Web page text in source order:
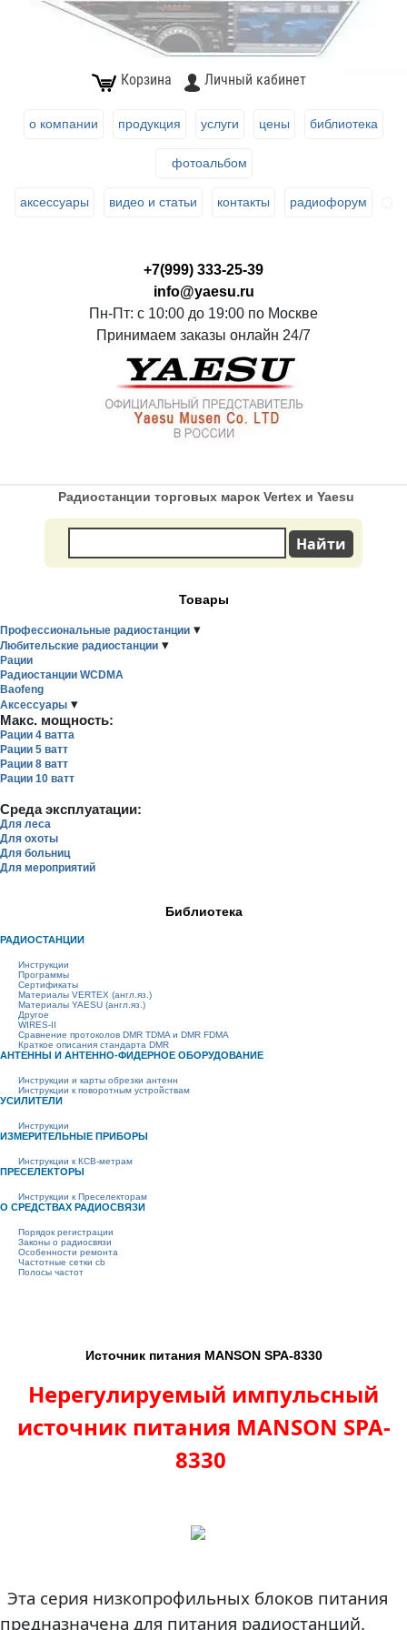
Корзина Личный кабинет
о компании продукция услуги цены библиотека
фотоальбом
аксессуары видео и статьи контакты радиофорум
+7(999) 333-25-39
info@yaesu.ru
Пн-Пт: с 10:00 до 19:00 по Москве
Принимаем заказы онлайн 24/7
Радиостанции торговых марок Vertex и Yaesu
Товары
Профессиональные радиостанции ▾
Любительские радиостанции ▾
Рации
Радиостанции WCDMA
Baofeng
Аксессуары ▾
Макс. мощность:
Рации 4 ватта
Рации 5 ватт
Рации 8 ватт
Рации 10 ватт
Среда эксплуатации:
Для леса
Для охоты
Для больниц
Для мероприятий
Библиотека
РАДИОСТАНЦИИ
Инструкции
Программы
Сертификаты
Материалы VERTEX (англ.яз.)
Материалы YAESU (англ.яз.)
Другое
WIRES-II
Сравнение протоколов DMR TDMA и DMR FDMA
Краткое описания стандарта DMR
АНТЕННЫ И АНТЕННО-ФИДЕРНОЕ ОБОРУДОВАНИЕ
Инструкции и карты обрезки антенн
Инструкции к поворотным устройствам
УСИЛИТЕЛИ
Инструкции
ИЗМЕРИТЕЛЬНЫЕ ПРИБОРЫ
Инструкции к КСВ-метрам
ПРЕСЕЛЕКТОРЫ
Инструкции к Преселекторам
О СРЕДСТВАХ РАДИОСВЯЗИ
Порядок регистрации
Законы о радиосвязи
Особенности ремонта
Частотные сетки cb
Полосы частот
Источник питания MANSON SPA-8330
Нерегулируемый импульсный
источник питания MANSON SPA-
8330
Эта серия низкопрофильных блоков питания
предназначена для питания радиостанций.